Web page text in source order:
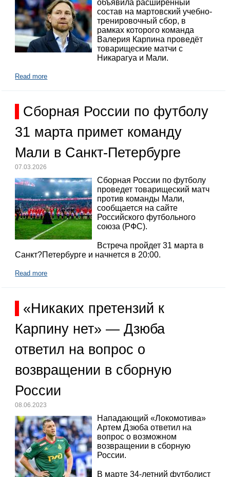
объявила расширенный
состав на мартовский учебно-
тренировочный сбор, в
рамках которого команда
Валерия Карпина проведёт
товарищеские матчи с
Никарагуа и Мали.
Read more
Сборная России по футболу
31 марта примет команду
Мали в Санкт-Петербурге
07.03.2026
Сборная России по футболу
проведет товарищеский матч
против команды Мали,
сообщается на сайте
Российского футбольного
союза (РФС).
Встреча пройдет 31 марта в
Санкт?Петербурге и начнется в 20:00.
Read more
«Никаких претензий к
Карпину нет» — Дзюба
ответил на вопрос о
возвращении в сборную
России
08.06.2023
Нападающий «Локомотива»
Артем Дзюба ответил на
вопрос о возможном
возвращении в сборную
России.
В марте 34-летний футболист